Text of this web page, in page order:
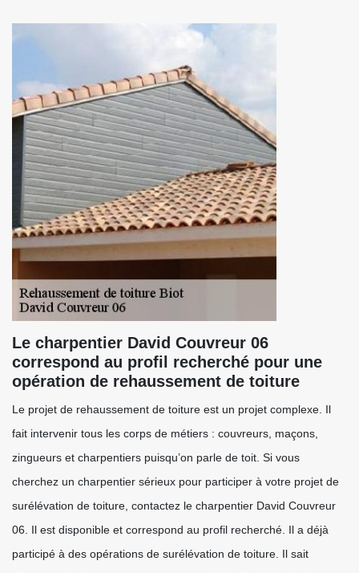
Le charpentier David Couvreur 06
correspond au profil recherché pour une
opération de rehaussement de toiture
Le projet de rehaussement de toiture est un projet complexe. Il
fait intervenir tous les corps de métiers : couvreurs, maçons,
zingueurs et charpentiers puisqu’on parle de toit. Si vous
cherchez un charpentier sérieux pour participer à votre projet de
surélévation de toiture, contactez le charpentier David Couvreur
06. Il est disponible et correspond au profil recherché. Il a déjà
participé à des opérations de surélévation de toiture. Il sait